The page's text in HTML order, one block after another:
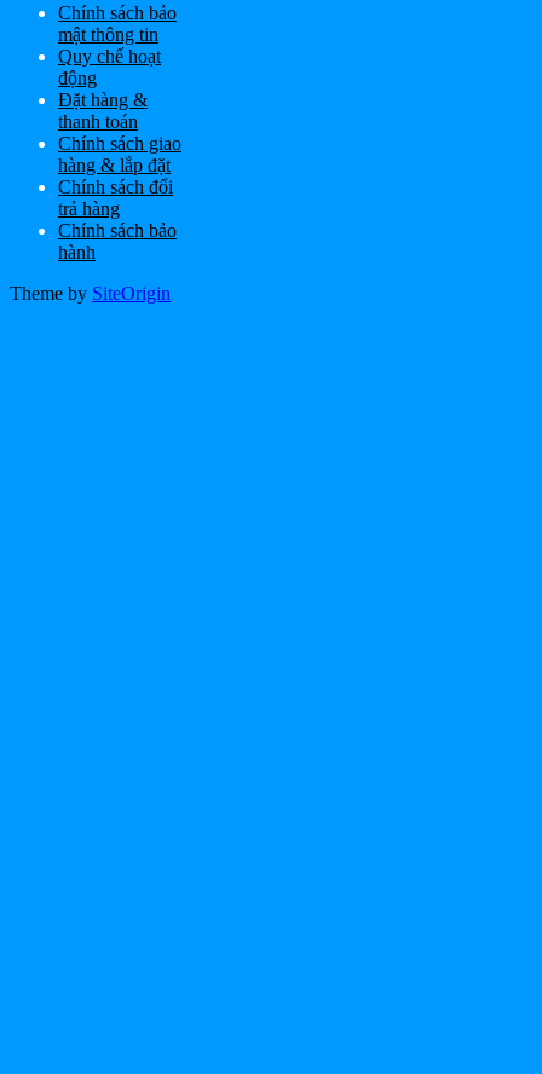
Chính sách bảo
mật thông tin
Quy chế hoạt
động
Đặt hàng &
thanh toán
Chính sách giao
hàng & lắp đặt
Chính sách đổi
trả hàng
Chính sách bảo
hành
Theme by SiteOrigin